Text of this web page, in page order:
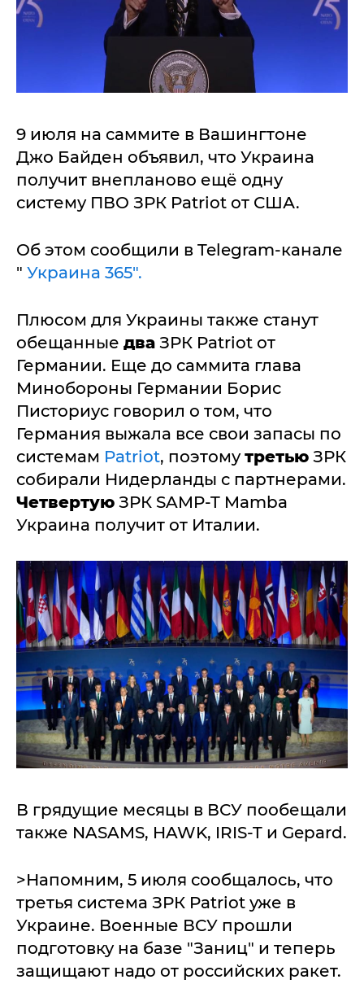
9 июля на саммите в Вашингтоне
Джо Байден объявил, что Украина
получит внепланово ещё одну
систему ПВО ЗРК Patriot от США.
Об этом сообщили в Telegram-канале
" Украина 365".
Плюсом для Украины также станут
обещанные два ЗРК Patriot от
Германии. Еще до саммита глава
Минобороны Германии Борис
Писториус говорил о том, что
Германия выжала все свои запасы по
системам Patriot, поэтомутретью ЗРК
собирали Нидерланды с партнерами.
Четвертую ЗРК SAMP-T Mamba
Украина получит от Италии.
В грядущие месяцы в ВСУ пообещали
также NASAMS, HAWK, IRIS-T и Gepard.
>Напомним, 5 июля сообщалось, что
третья система ЗРК Patriot уже в
Украине. Военные ВСУ прошли
подготовку на базе "Заниц" и теперь
защищают надо от российских ракет.